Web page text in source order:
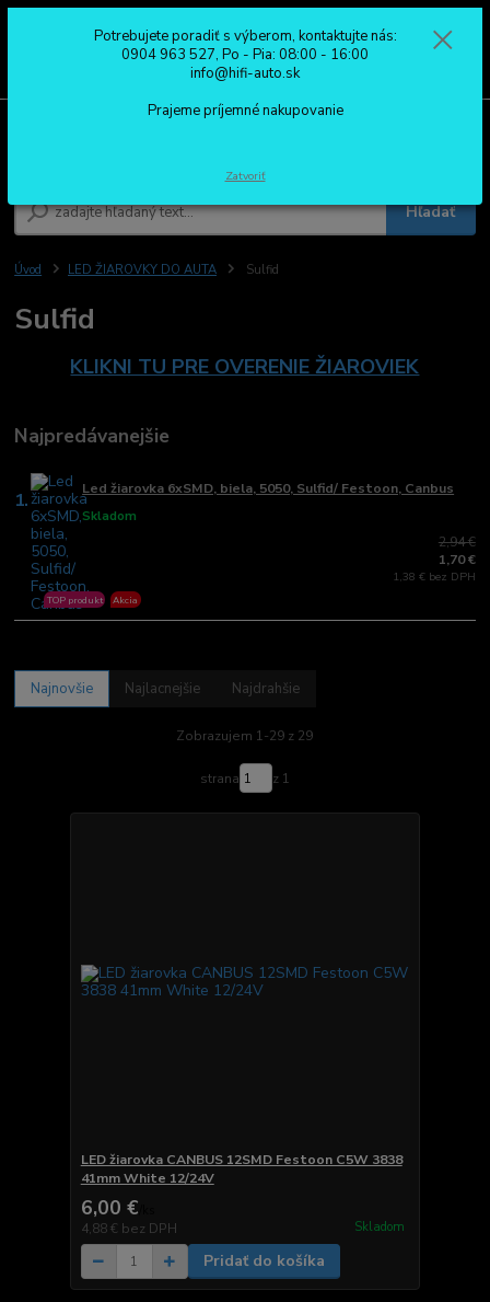
Hľadať
0904 963 527
Po - Pia: 08:00 - 16:00
Úvod LED ŽIAROVKY DO AUTA Sulfid
Sulfid
KLIKNI TU PRE OVERENIE ŽIAROVIEK
Najpredávanejšie
1. Led žiarovka 6xSMD, biela, 5050, Sulfid/ Festoon, Canbus
Skladom
TOP produkt Akcia
2,94 €
1,70 €
1,38 € bez DPH
Najnovšie Najlacnejšie Najdrahšie
Zobrazujem 1-29 z 29
strana z 1
LED žiarovka CANBUS 12SMD Festoon C5W 3838
41mm White 12/24V
6,00 €
4,88 € bez DPH Skladom
Pridať do košíka
Potrebujete poradiť s výberom, kontaktujte nás:
0904 963 527, Po - Pia: 08:00 - 16:00
info@hifi-auto.sk
Prajeme príjemné nakupovanie
Zatvoriť